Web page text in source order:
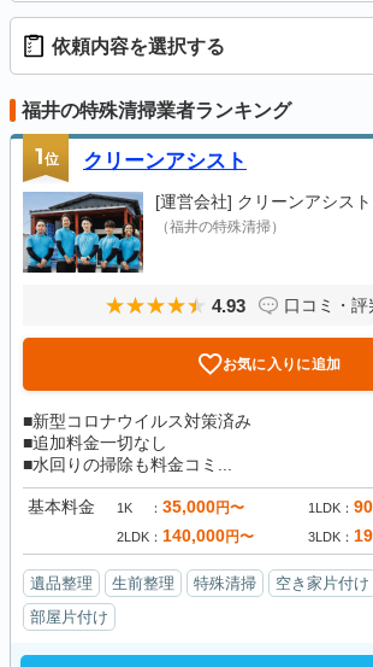
依頼内容を選択する
福井の特殊清掃業者ランキング
1位 クリーンアシスト
[運営会社] クリーンアシスト
（福井の特殊清掃）
4.93 口コミ・評
お気に入りに追加
■新型コロナウイルス対策済み
■追加料金一切なし
■水回りの掃除も料金コミ...
基本料金 1K 35,000円〜 1LDK
2LDK 140,000円〜 3LDK
遺品整理 生前整理 特殊清掃 空き家片付け
部屋片付け